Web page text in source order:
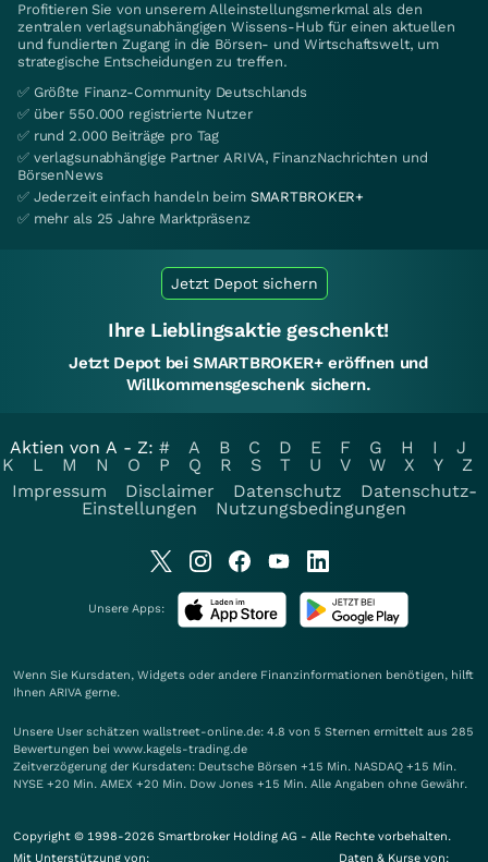
Profitieren Sie von unserem Alleinstellungsmerkmal als den
zentralen verlagsunabhängigen Wissens-Hub für einen aktuellen
und fundierten Zugang in die Börsen- und Wirtschaftswelt, um
strategische Entscheidungen zu treffen.
✅ Größte Finanz-Community Deutschlands
✅ über 550.000 registrierte Nutzer
✅ rund 2.000 Beiträge pro Tag
✅ verlagsunabhängige Partner ARIVA, FinanzNachrichten und
BörsenNews
✅ Jederzeit einfach handeln beim SMARTBROKER+
✅ mehr als 25 Jahre Marktpräsenz
Jetzt Depot sichern
Ihre Lieblingsaktie geschenkt!
Jetzt Depot bei SMARTBROKER+ eröffnen und
Willkommensgeschenk sichern.
Aktien von A - Z: # A B C D E F G H I
J
K
L M N O P Q R S T U V W X Y
Z
Impressum
Disclaimer Datenschutz
Datenschutz-
Einstellungen
Nutzungsbedingungen
Unsere Apps:
Wenn Sie Kursdaten, Widgets oder andere Finanzinformationen benötigen, hilft
Ihnen ARIVA gerne.
Unsere User schätzen wallstreet-online.de: 4.8 von 5 Sternen ermittelt aus 285
Bewertungen bei www.kagels-trading.de
Zeitverzögerung der Kursdaten: Deutsche Börsen +15 Min. NASDAQ +15 Min.
NYSE +20 Min. AMEX +20 Min. Dow Jones +15 Min. Alle Angaben ohne Gewähr.
Copyright © 1998-2026 Smartbroker Holding AG - Alle Rechte vorbehalten.
Mit Unterstützung von:
Daten & Kurse von: